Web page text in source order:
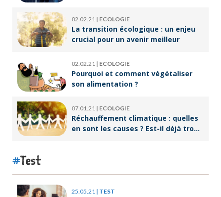
02.02.21 | ECOLOGIE
La transition écologique : un enjeu
crucial pour un avenir meilleur
02.02.21 | ECOLOGIE
Pourquoi et comment végétaliser
son alimentation ?
07.01.21 | ECOLOGIE
Réchauffement climatique : quelles
en sont les causes ? Est-il déjà trop
Test
25.05.21 | TEST